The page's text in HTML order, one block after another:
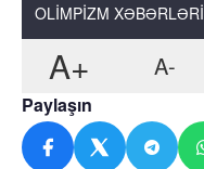
OLIMPIZM XƏBƏRLƏRI
A+ A-
Paylaşın